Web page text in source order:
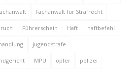
Fachanwalt für Strafrecht
Führerschein Haft haftbefehl
jugendstrafe
MPU opfer polizei